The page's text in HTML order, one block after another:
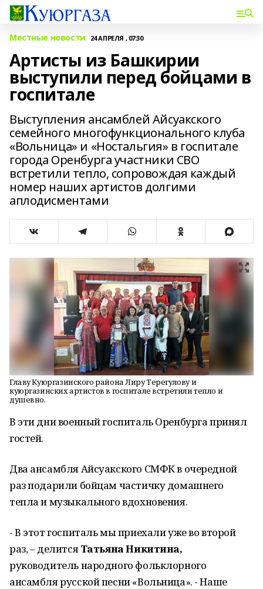
Местные новости 24 АПРЕЛЯ , 07:30
Артисты из Башкирии
выступили перед бойцами в
госпитале
Выступления ансамблей Айсуакского
семейного многофункционального клуба
«Вольница» и «Ностальгия» в госпитале
города Оренбурга участники СВО
встретили тепло, сопровождая каждый
номер наших артистов долгими
аплодисментами
Главу Куюргазинского района Лиру Терегулову и
куюргазинских артистов в госпитале встретили тепло и
душевно.
В эти дни военный госпиталь Оренбурга принял
гостей.
Два ансамбля Айсуакского СМФК в очередной
раз подарили бойцам частичку домашнего
тепла и музыкального вдохновения.
- В этот госпиталь мы приехали уже во второй
раз, – делитсяТатьяна Никитина,
руководитель народного фольклорного
ансамбля русской песни «Вольница». - Наше